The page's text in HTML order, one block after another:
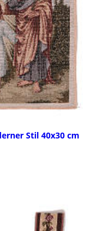
Stil 40x30 cm